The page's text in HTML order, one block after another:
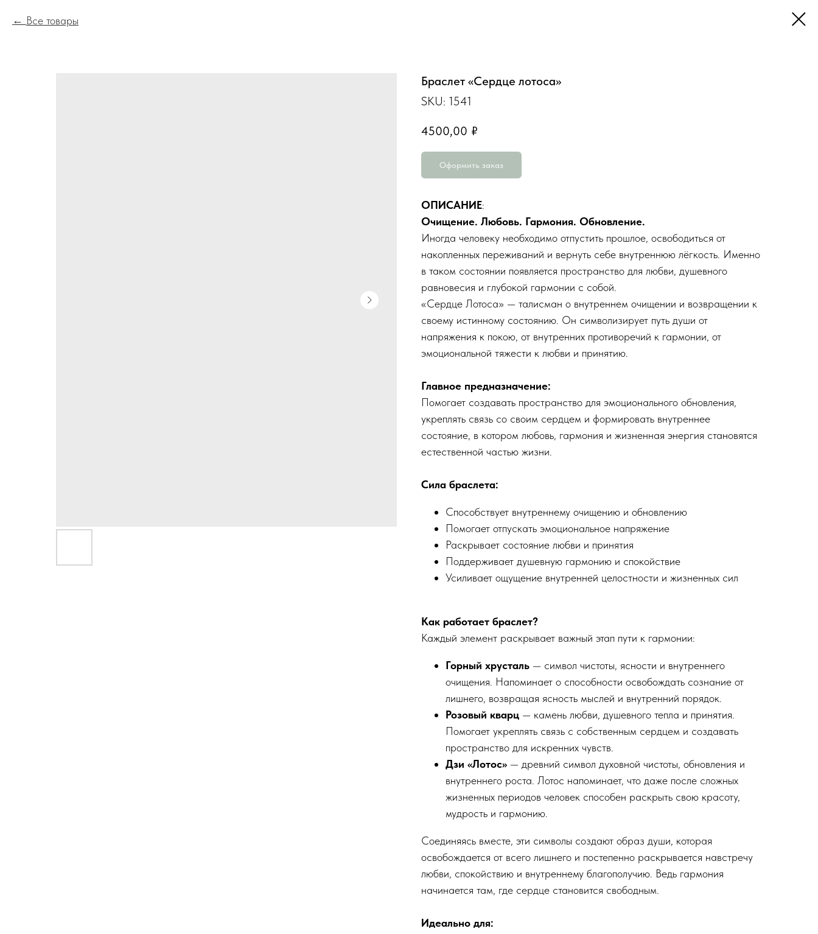
Все товары
Браслет «Сердце лотоса»
SKU: 1541
4500,00 ₽
Оформить заказ
ОПИСАНИЕ:
Очищение. Любовь. Гармония. Обновление.
Иногда человеку необходимо отпустить прошлое, освободиться от
накопленных переживаний и вернуть себе внутреннюю лёгкость. Именно
в таком состоянии появляется пространство для любви, душевного
равновесия и глубокой гармонии с собой.
«Сердце Лотоса» — талисман о внутреннем очищении и возвращении к
своему истинному состоянию. Он символизирует путь души от
напряжения к покою, от внутренних противоречий к гармонии, от
эмоциональной тяжести к любви и принятию.
Главное предназначение:
Помогает создавать пространство для эмоционального обновления,
укреплять связь со своим сердцем и формировать внутреннее
состояние, в котором любовь, гармония и жизненная энергия становятся
естественной частью жизни.
Сила браслета:
Способствует внутреннему очищению и обновлению
Помогает отпускать эмоциональное напряжение
Раскрывает состояние любви и принятия
Поддерживает душевную гармонию и спокойствие
Усиливает ощущение внутренней целостности и жизненных сил
Как работает браслет?
Каждый элемент раскрывает важный этап пути к гармонии:
Горный хрусталь — символ чистоты, ясности и внутреннего
очищения. Напоминает о способности освобождать сознание от
лишнего, возвращая ясность мыслей и внутренний порядок.
Розовый кварц — камень любви, душевного тепла и принятия.
Помогает укреплять связь с собственным сердцем и создавать
пространство для искренних чувств.
Дзи «Лотос» — древний символ духовной чистоты, обновления и
внутреннего роста. Лотос напоминает, что даже после сложных
жизненных периодов человек способен раскрыть свою красоту,
мудрость и гармонию.
Соединяясь вместе, эти символы создают образ души, которая
освобождается от всего лишнего и постепенно раскрывается навстречу
любви, спокойствию и внутреннему благополучию. Ведь гармония
начинается там, где сердце становится свободным.
Идеально для: